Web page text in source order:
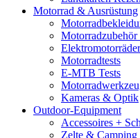
Motorrad & Ausrüstung
Elektromotorräder
Motorradtests
E-MTB Tests
Kameras & Optik
Outdoor-Equipment
Accessoires +
Zelte & Camping